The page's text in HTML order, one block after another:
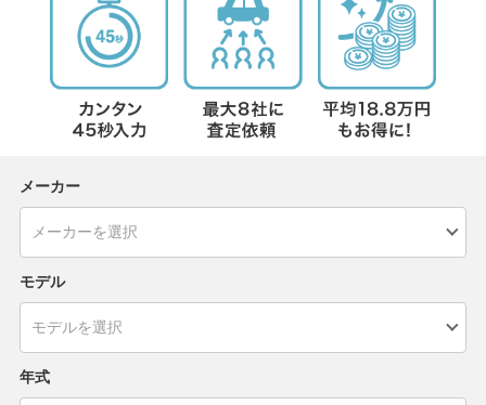
メーカー
モデル
年式